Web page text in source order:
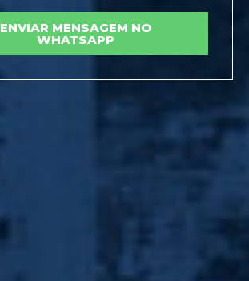
ENVIAR MENSAGEM NO
WHATSAPP